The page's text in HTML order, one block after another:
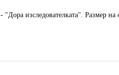
"Дора изследователката". Размер